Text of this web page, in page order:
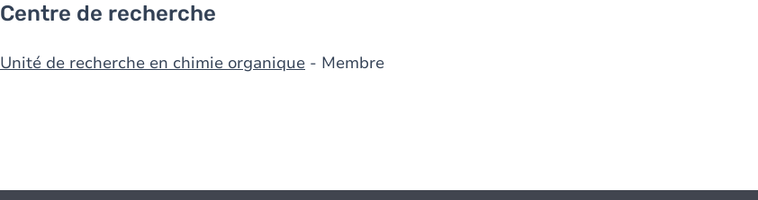
Centre de recherche
Unité de recherche en chimie organique - Membre